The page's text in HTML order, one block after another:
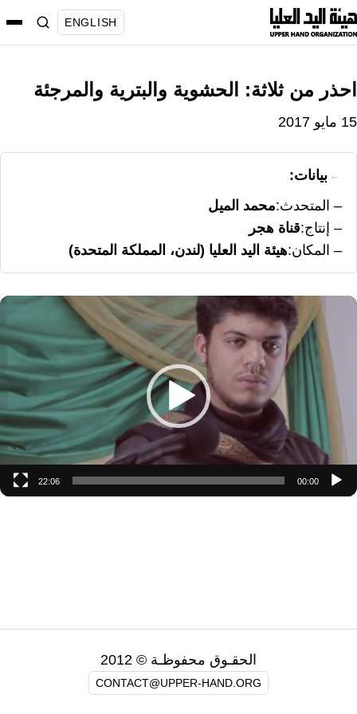
انتقل
إلى
ENGLISH
احذر من ثلاثة: الحشوية والبترية والمرجئة
15 مايو 2017
بيانات:
المتحدث محمد الميل
إنتاج قناة هجر
المكان هيئة اليد العليا (لندن، المملكة المتحدة)
مشغل
الفيديو
00:00
22:06
الحقـوق محفوظـة © 2012
CONTACT@UPPER-HAND.ORG